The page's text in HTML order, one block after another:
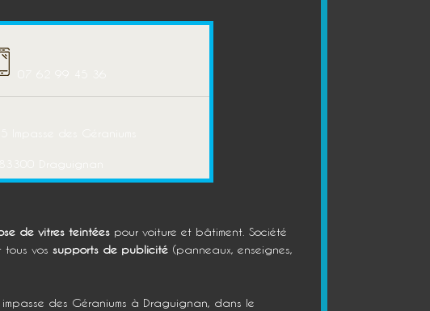
de vitres teintéespour voiture et bâtiment. Société
tous vos supports de publicité(panneaux, enseignes,
des Géraniums à Draguignan, dans le